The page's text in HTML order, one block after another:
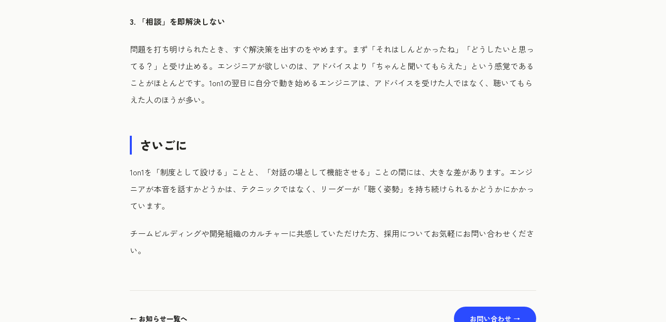
3. 「相談」を即解決しない
問題を打ち明けられたとき、すぐ解決策を出すのをやめます。まず「それはしんどかったね」「どうしたいと思っ
てる？」と受け止める。エンジニアが欲しいのは、アドバイスより「ちゃんと聞いてもらえた」という感覚である
ことがほとんどです。1on1の翌日に自分で動き始めるエンジニアは、アドバイスを受けた人ではなく、聴いてもら
えた人のほうが多い。
さいごに
1on1を「制度として設ける」ことと、「対話の場として機能させる」ことの間には、大きな差があります。エンジ
ニアが本音を話すかどうかは、テクニックではなく、リーダーが「聴く姿勢」を持ち続けられるかどうかにかかっ
ています。
チームビルディングや開発組織のカルチャーに共感していただけた方、採用についてお気軽にお問い合わせくださ
い。
← お知らせ一覧へ お問い合わせ →